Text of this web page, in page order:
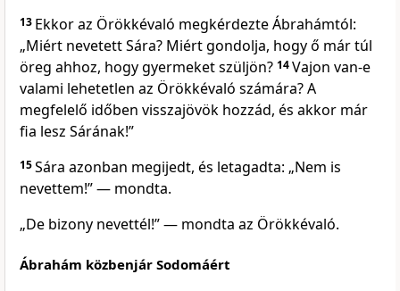
13 Ekkor az Örökkévaló megkérdezte Ábrahámtól:
„Miért nevetett Sára? Miért gondolja, hogy ő már túl
öreg ahhoz, hogy gyermeket szüljön? 14Vajon van-e
valami lehetetlen az Örökkévaló számára? A
megfelelő időben visszajövök hozzád, és akkor már
fia lesz Sárának!”
15Sára azonban megijedt, és letagadta: „Nem is
nevettem!” — mondta.
„De bizony nevettél!” — mondta az Örökkévaló.
Ábrahám közbenjár Sodomáért